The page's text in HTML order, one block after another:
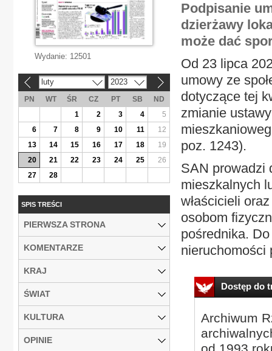
Podpisanie
dzierżawy
może dać
Od 23 lipca
umowy ze
dotyczące tej
zmianie
poz. 1243).
SAN prowadzi
mieszkalnych
właścicieli
osobom
pośrednika.
nieruchomości
Dostęp do
Archiwum
Wydanie: 12501
luty 2023
PN WT ŚR CZ PT SB
ND
1
2 3 4
5
6
7 8 9 10 11
12
13
14 15 16 17 18
19
20
21 22 23 24 25
26
27
28
SPIS TREŚCI
PIERWSZA STRONA
KOMENTARZE
KRAJ
ŚWIAT
KULTURA
OPINIE